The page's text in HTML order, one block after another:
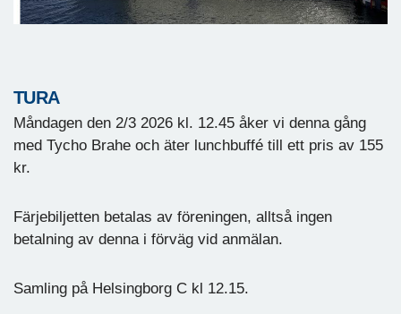
TURA
Måndagen den 2/3 2026 kl. 12.45 åker vi denna gång
med Tycho Brahe och äter lunchbuffé till ett pris av 155
kr.
Färjebiljetten betalas av föreningen, alltså ingen
betalning av denna i förväg vid anmälan.
Samling på Helsingborg C kl 12.15.